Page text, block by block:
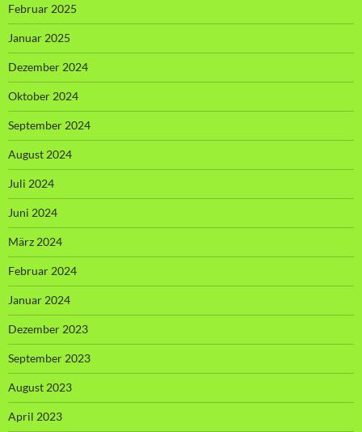
Februar 2025
Januar 2025
Dezember 2024
Oktober 2024
September 2024
August 2024
Juli 2024
Juni 2024
März 2024
Februar 2024
Januar 2024
Dezember 2023
September 2023
August 2023
April 2023